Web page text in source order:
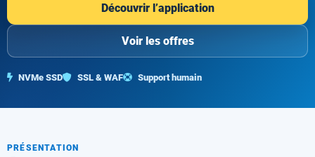
Découvrir l’application
Voir les offres
NVMe SSD SSL & WAF Support humain
PRÉSENTATION